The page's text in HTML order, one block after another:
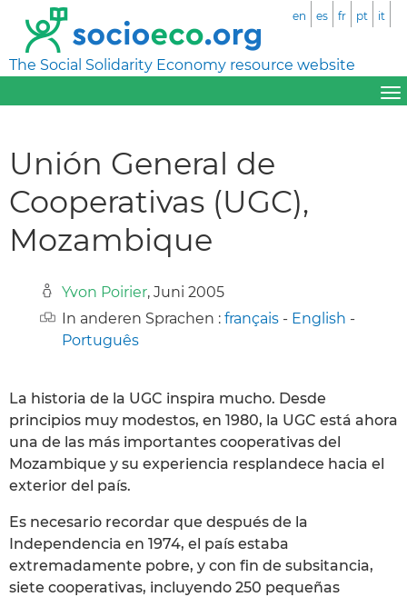
The Social Solidarity Economy resource website
en es fr pt it
Unión General de
Cooperativas (UGC),
Mozambique
Yvon Poirier, Juni 2005
In anderen Sprachen : français - English -
Português
La historia de la UGC inspira mucho. Desde
principios muy modestos, en 1980, la UGC está ahora
una de las más importantes cooperativas del
Mozambique y su experiencia resplandece hacia el
exterior del país.
Es necesario recordar que después de la
Independencia en 1974, el país estaba
extremadamente pobre, y con fin de subsitancia,
siete cooperativas, incluyendo 250 pequeñas